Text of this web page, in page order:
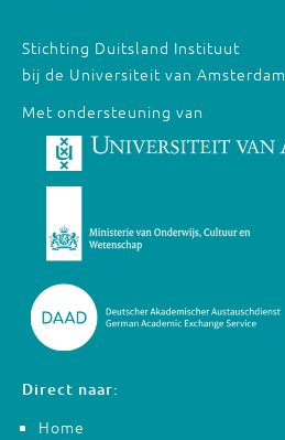
Stichting Duitsland Instituut
bij de Universiteit van Amsterdam
Met ondersteuning van
Direct naar:
Home